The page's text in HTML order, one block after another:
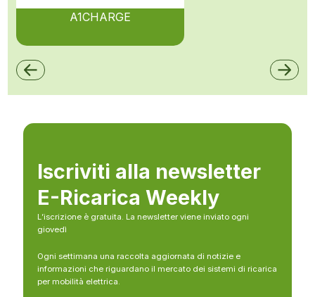
A1CHARGE
Iscriviti alla newsletter
E-Ricarica Weekly
L’iscrizione è gratuita. La newsletter viene inviato ogni
giovedì
Ogni settimana una raccolta aggiornata di notizie e
informazioni che riguardano il mercato dei sistemi di ricarica
per mobilità elettrica.